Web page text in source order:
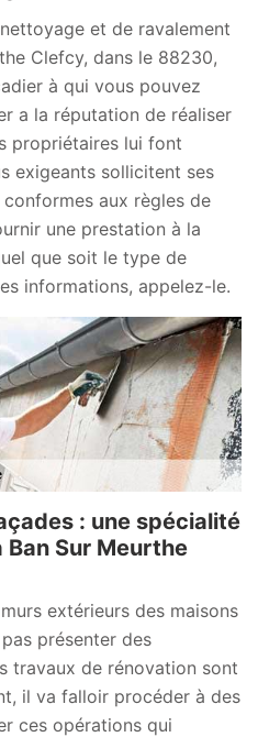
et de ravalement
Clefcy, dans le 88230,
à qui vous pouvez
a la réputation de réaliser
propriétaires lui font
exigeants sollicitent ses
aux règles de
une prestation à la
que soit le type de
informations, appelez-le.
: une spécialité
Ban Sur Meurthe
extérieurs des maisons
présenter des
travaux de rénovation sont
il va falloir procéder à des
ces opérations qui